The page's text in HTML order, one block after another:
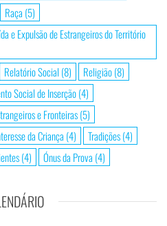
Raça (5)
e Expulsão de Estrangeiros do Território
Relatório Social (8) Religião(8)
Social de Inserção(4)
e Fronteiras(5)
da Criança (4) Tradições(4)
(4) Ónus da Prova (4)